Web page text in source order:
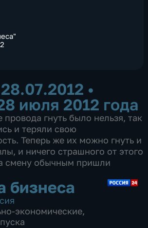
•
июля 2012 года
гнуть было нельзя, так
и теряли свою
Теперь же их можно гнуть и
и ничего страшного от этого
смену обычным пришли
бизнеса
экономические,